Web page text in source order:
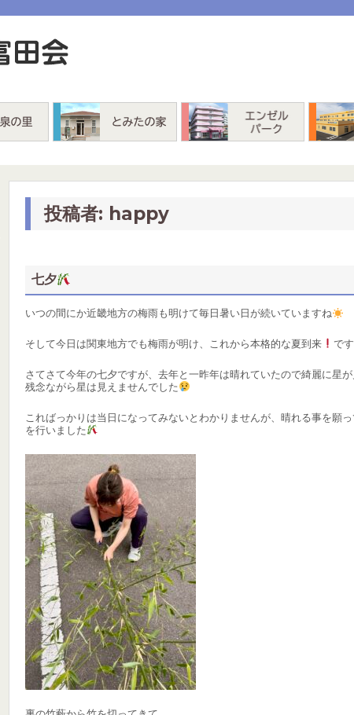
投稿者: happy
七夕
いつの間にか近畿地方の梅雨も明けて毎日暑い日が続いていますね
そして今日は関東地方でも梅雨が明け、これから本格的な夏到来 で
さてさて今年の七夕ですが、去年と一昨年は晴れていたので綺麗に星
残念ながら星は見えませんでした
こればっかりは当日になってみないとわかりませんが、晴れる事を願
を行いました